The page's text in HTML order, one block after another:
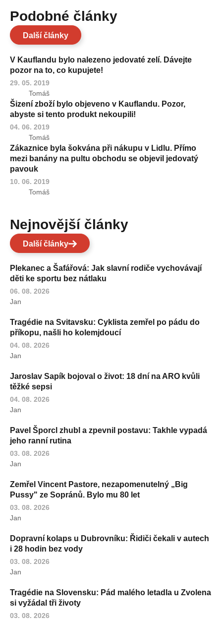
Podobné články
Další články
V Kauflandu bylo nalezeno jedovaté zelí. Dávejte
pozor na to, co kupujete!
29. 05. 2019
Tomáš
Šizení zboží bylo objeveno v Kauflandu. Pozor,
abyste si tento produkt nekoupili!
04. 06. 2019
Tomáš
Zákaznice byla šokvána při nákupu v Lidlu. Přímo
mezi banány na pultu obchodu se objevil jedovatý
pavouk
10. 06. 2019
Tomáš
Nejnovější články
Další články
Plekanec a Šafářová: Jak slavní rodiče vychovávají
děti ke sportu bez nátlaku
06. 08. 2026
Jan
Tragédie na Svitavsku: Cyklista zemřel po pádu do
příkopu, našli ho kolemjdoucí
04. 08. 2026
Jan
Jaroslav Sapík bojoval o život: 18 dní na ARO kvůli
těžké sepsi
04. 08. 2026
Jan
Pavel Šporcl zhubl a zpevnil postavu: Takhle vypadá
jeho ranní rutina
03. 08. 2026
Jan
Zemřel Vincent Pastore, nezapomenutelný „Big
Pussy" ze Sopránů. Bylo mu 80 let
03. 08. 2026
Jan
Dopravní kolaps u Dubrovníku: Řidiči čekali v autech
i 28 hodin bez vody
03. 08. 2026
Jan
Tragédie na Slovensku: Pád malého letadla u Zvolena
si vyžádal tři životy
03. 08. 2026